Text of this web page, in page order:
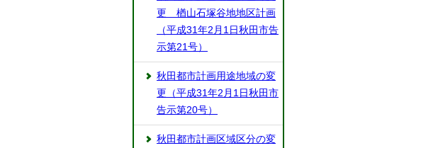
更 楢山石塚谷地地区計画
（平成31年2月1日秋田市告
示第21号）
秋田都市計画用途地域の変
更（平成31年2月1日秋田市
告示第20号）
秋田都市計画区域区分の変